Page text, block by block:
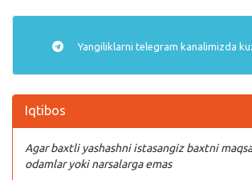
Yangiliklarni telegram kanalimizda
Iqtibos
Agar baxtli yashashni istasangiz baxtni
odamlar yoki narsalarga emas